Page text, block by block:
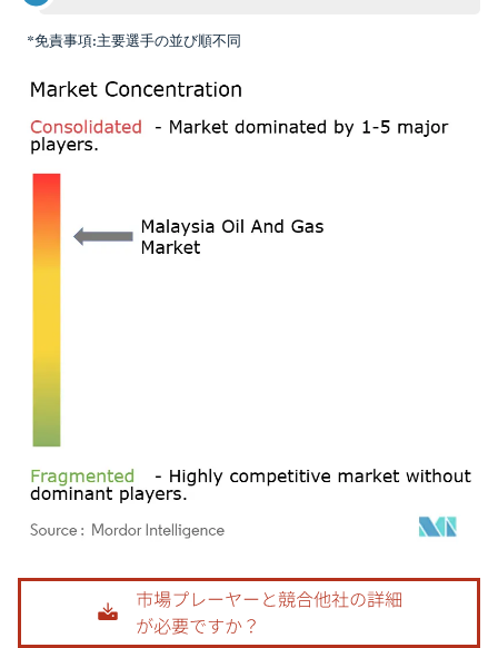
*免責事項:主要選手の並び順不同
画像 © Mordor Intelligence。再利用にはCC BY 4.0の表示が必要です。